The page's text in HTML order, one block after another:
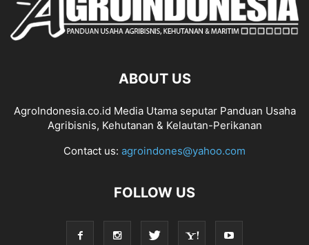
ABOUT US
AgroIndonesia.co.id Media Utama seputar Panduan Usaha
Agribisnis, Kehutanan & Kelautan-Perikanan
Contact us: agroindones@yahoo.com
FOLLOW US